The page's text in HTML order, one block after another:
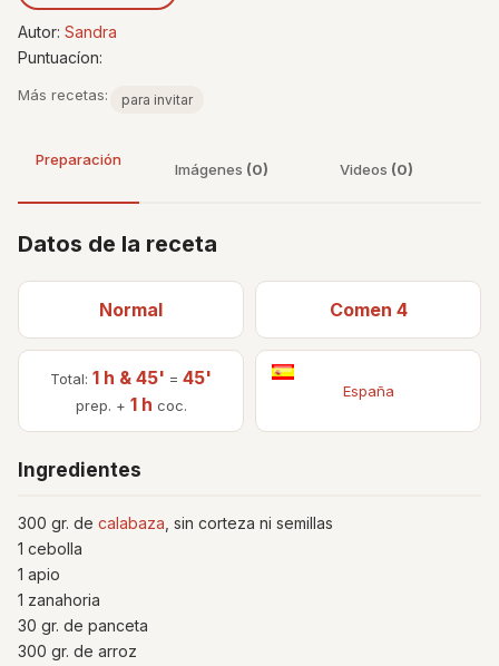
Autor: Sandra
Puntuacíon:
Más recetas: para invitar
Preparación
Imágenes (0) Videos (0)
Datos de la receta
Normal Comen 4
Total: 1 h & 45' = 45'
prep. + 1 h coc.
España
Ingredientes
300 gr. de calabaza , sin corteza ni semillas
1 cebolla
1 apio
1 zanahoria
30 gr. de panceta
300 gr. de arroz